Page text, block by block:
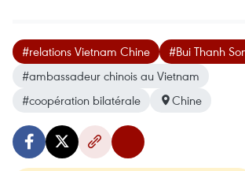
#relations Vietnam Chine
#Bui Thanh
#ambassadeur chinois au Vietnam
#coopération bilatérale
Chine